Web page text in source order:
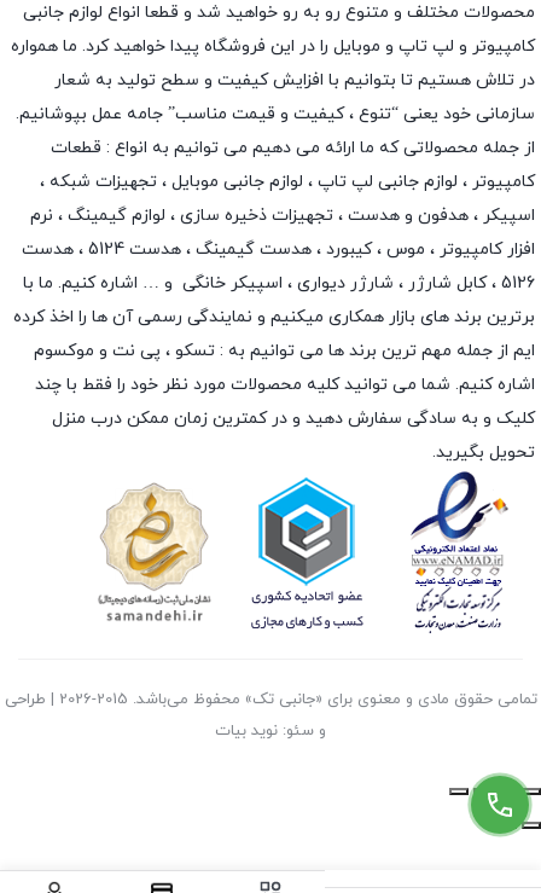
محصولات مختلف و متنوع رو به رو خواهید شد و قطعا انواع لوازم جانبی
کامپیوتر و لپ تاپ و موبایل را در این فروشگاه پیدا خواهید کرد. ما همواره
در تلاش هستیم تا بتوانیم با افزایش کیفیت و سطح تولید به شعار
سازمانی خود یعنی “تنوع ، کیفیت و قیمت مناسب” جامه عمل بپوشانیم.
از جمله محصولاتی که ما ارائه می دهیم می توانیم به انواع : قطعات
کامپیوتر ، لوازم جانبی لپ تاپ ، لوازم جانبی موبایل ، تجهیزات شبکه ،
اسپیکر ، هدفون و هدست ، تجهیزات ذخیره سازی ، لوازم گیمینگ ، نرم
افزار کامپیوتر ، موس ،کیبورد ، هدست گیمینگ
، هدست 5124 ، هدست
5126 ،
کابل شارژر ، شارژر دیواری ، اسپیکر خانگی و … اشاره کنیم. ما با
برترین برند های بازار همکاری میکنیم و نمایندگی رسمی آن ها را اخذ کرده
ایم از جمله مهم ترین برند ها می توانیم به : تسکو ، پی نت و موکسوم
اشاره کنیم. شما می توانید کلیه محصولات مورد نظر خود را فقط با چند
کلیک و به سادگی سفارش دهید و در کمترین زمان ممکن درب منزل
تحویل بگیرید.
تمامی حقوق مادی و معنوی برای «جانبی تک» محفوظ می‌باشد. 2015-2026 | طراحی
و سئو: نوید بیات